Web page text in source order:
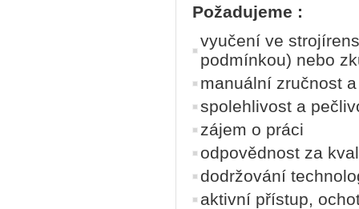
Požadujeme :
vyučení ve
podmínkou) nebo
manuální zručnost
spolehlivost a
zájem o práci
odpovědnost za
dodržování
aktivní přístup,